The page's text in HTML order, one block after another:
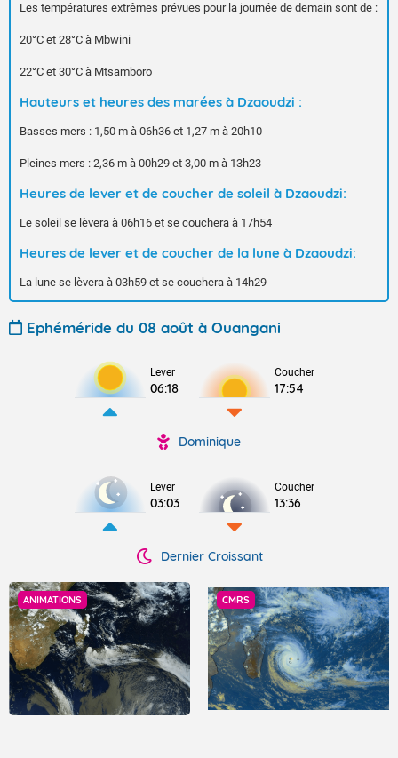
Les températures extrêmes prévues pour la journée de demain sont de :
20°C et 28°C à Mbwini
22°C et 30°C à Mtsamboro
Hauteurs et heures des marées à Dzaoudzi :
Basses mers : 1,50 m à 06h36 et 1,27 m à 20h10
Pleines mers : 2,36 m à 00h29 et 3,00 m à 13h23
Heures de lever et de coucher de soleil à Dzaoudzi:
Le soleil se lèvera à 06h16 et se couchera à 17h54
Heures de lever et de coucher de la lune à Dzaoudzi:
La lune se lèvera à 03h59 et se couchera à 14h29
Ephéméride du 08 août à Ouangani
Lever
06:18
Coucher
17:54
Dominique
Lever
03:03
Coucher
13:36
Dernier Croissant
ANIMATIONS CMRS